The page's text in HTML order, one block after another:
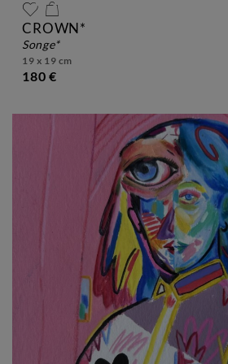
CROWN*
songe*
19 x 19 cm
180 €